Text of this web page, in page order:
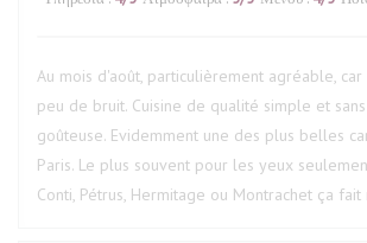
Au mois d'août, particulièrement agréable,
peu de bruit. Cuisine de qualité simple et
goûteuse. Evidemment une des plus belles
Paris. Le plus souvent pour les yeux
Conti, Pétrus, Hermitage ou Montrachet ça